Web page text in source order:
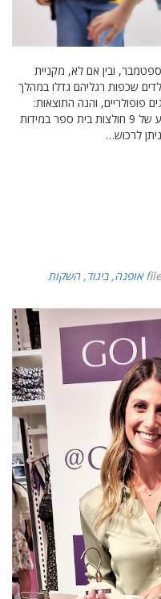
שנת הלימודים תתחיל כסדרה ב-1 בספטמבר, ובין אם לא, מקניית
שכפות רגליהם גדלו במהלך
והנה התוצאות:
ברשת H&O מתקיים עד סוף אוגוסט מבצע של 9 חולצות בית ספר במידות
אופנה,ביגוד,השקות